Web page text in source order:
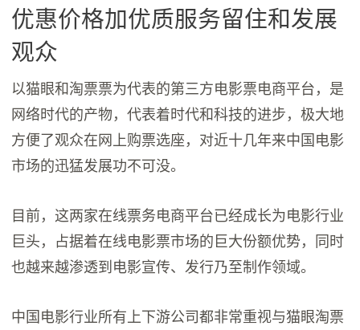
优惠价格加优质服务留住和发展
观众
以猫眼和淘票票为代表的第三方电影票电商平台，是
网络时代的产物，代表着时代和科技的进步，极大地
方便了观众在网上购票选座，对近十几年来中国电影
市场的迅猛发展功不可没。
目前，这两家在线票务电商平台已经成长为电影行业
巨头，占据着在线电影票市场的巨大份额优势，同时
也越来越渗透到电影宣传、发行乃至制作领域。
中国电影行业所有上下游公司都非常重视与猫眼淘票